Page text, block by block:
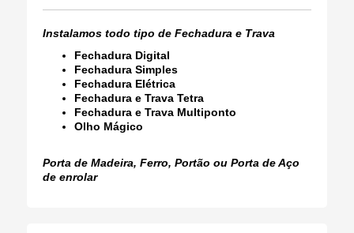
Instalamos todo tipo de Fechadura e Trava
Fechadura Digital
Fechadura Simples
Fechadura Elétrica
Fechadura e Trava Tetra
Fechadura e Trava Multiponto
Olho Mágico
Porta de Madeira, Ferro, Portão ou Porta de Aço
de enrolar